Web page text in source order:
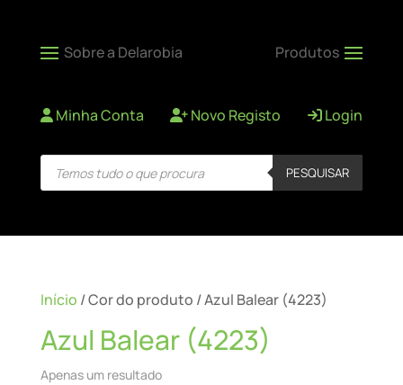
Minha Conta Novo Registo Login
Products
search PESQUISAR
Início / Cor do produto / Azul Balear (4223)
Azul Balear (4223)
Apenas um resultado